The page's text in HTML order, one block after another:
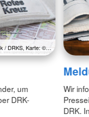
/ DRKS, Karte: ©…
um
DRK-
Wir
DRK.